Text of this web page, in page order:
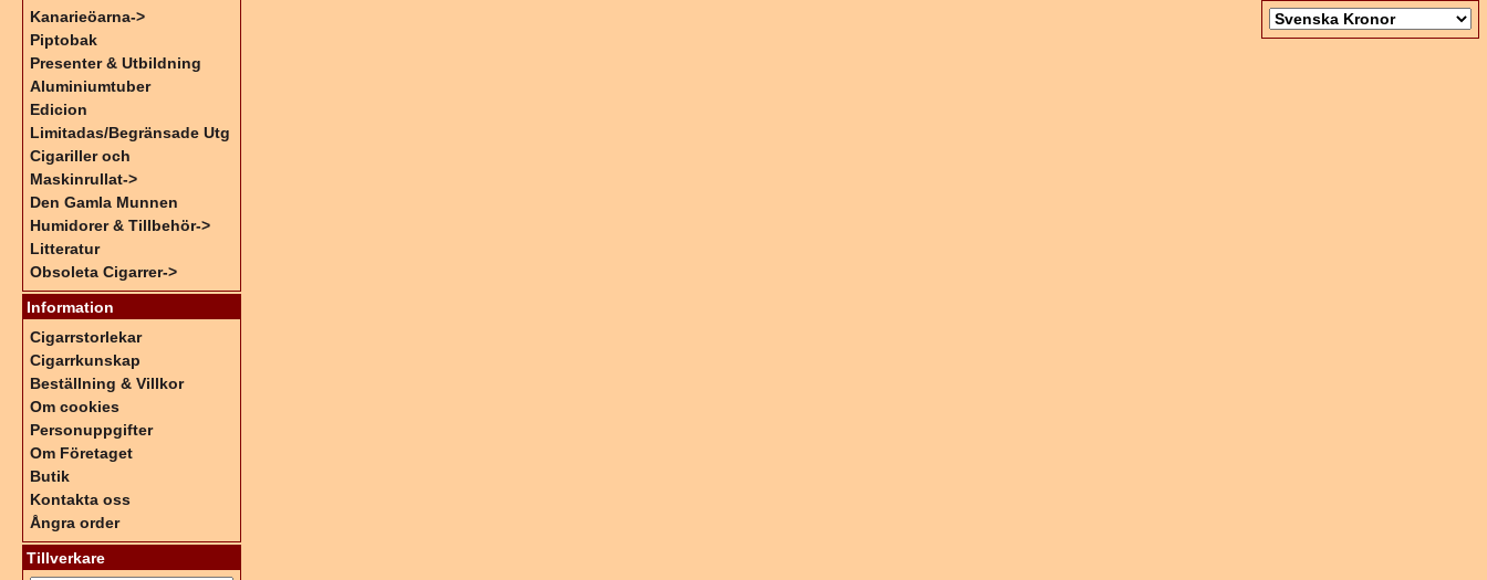
Kanarieöarna->
Piptobak
Presenter & Utbildning
Aluminiumtuber
Edicion
Limitadas/Begränsade Utg
Cigariller och
Maskinrullat->
Den Gamla Munnen
Humidorer & Tillbehör->
Litteratur
Obsoleta Cigarrer->
Information
Cigarrstorlekar
Cigarrkunskap
Beställning & Villkor
Om cookies
Personuppgifter
Om Företaget
Butik
Kontakta oss
Ångra order
Tillverkare